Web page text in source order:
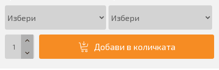
Добави в количката